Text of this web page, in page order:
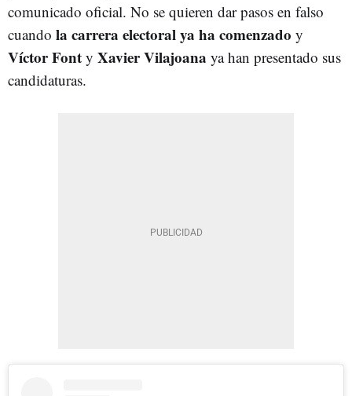
comunicado oficial. No se quieren dar pasos en falso
cuando la carrera electoral ya ha comenzado y
Víctor Font y Xavier Vilajoana ya han presentado sus
candidaturas.